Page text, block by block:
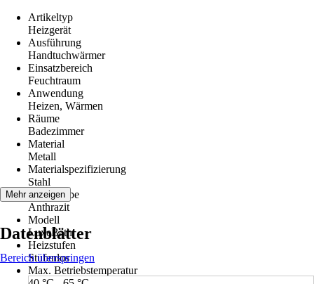
Artikeltyp
Heizgerät
Ausführung
Handtuchwärmer
Einsatzbereich
Feuchtraum
Anwendung
Heizen, Wärmen
Räume
Badezimmer
Material
Metall
Materialspezifizierung
Stahl
Grundfarbe
Anthrazit
Modell
LuxeBath
Heizstufen
Stufenlos
Max. Betriebstemperatur
Mehr anzeigen
Datenblätter
Bereich überspringen